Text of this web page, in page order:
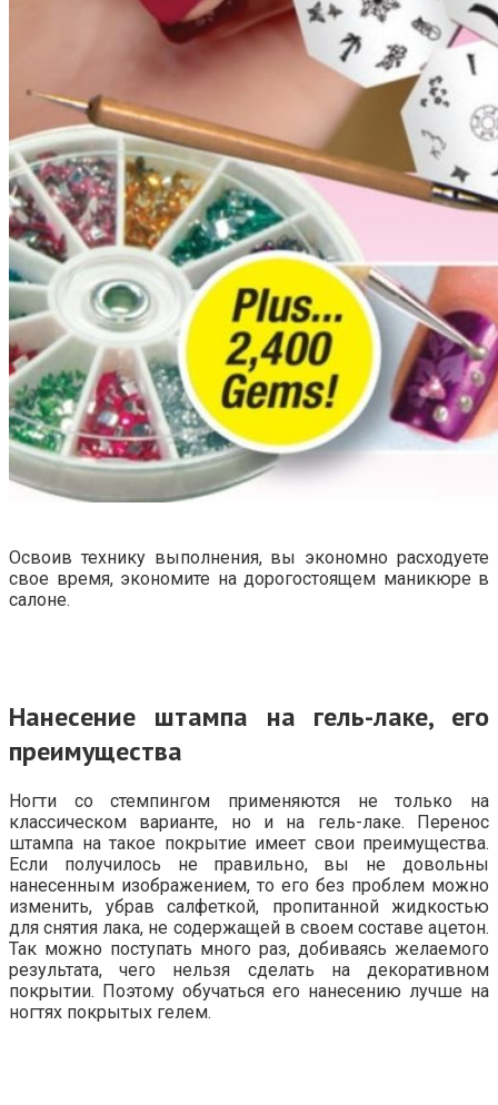
Освоив технику выполнения, вы экономно расходуете
свое время, экономите на дорогостоящем маникюре в
салоне.
Нанесение штампа на гель-лаке, его
преимущества
Ногти со стемпингом применяются не только на
классическом варианте, но и на гель-лаке. Перенос
штампа на такое покрытие имеет свои преимущества.
Если получилось не правильно, вы не довольны
нанесенным изображением, то его без проблем можно
изменить, убрав салфеткой, пропитанной жидкостью
для снятия лака, не содержащей в своем составе ацетон.
Так можно поступать много раз, добиваясь желаемого
результата, чего нельзя сделать на декоративном
покрытии. Поэтому обучаться его нанесению лучше на
ногтях покрытых гелем.